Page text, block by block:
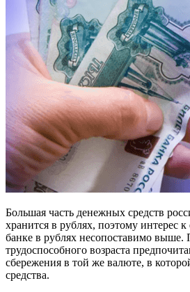
Большая часть денежных средств
хранится в рублях, поэтому интерес
банке в рублях несопоставимо
трудоспособного возраста
сбережения в той же валюте, в
средства.